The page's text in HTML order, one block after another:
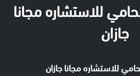
للاستشاره مجانا
جازان
للاستشاره مجانا جازان